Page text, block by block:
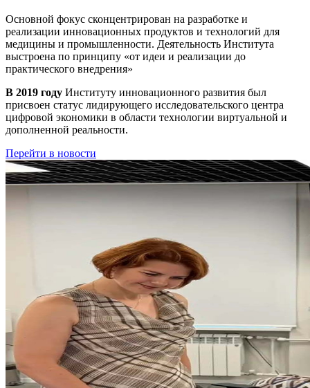
Основной фокус сконцентрирован на разработке и
реализации инновационных продуктов и технологий для
медицины и промышленности. Деятельность Института
выстроена по принципу «от идеи и реализации до
практического внедрения»
В 2019 году Институту инновационного развития был
присвоен статус лидирующего исследовательского центра
цифровой экономики в области технологии виртуальной и
дополненной реальности.
Перейти в новости